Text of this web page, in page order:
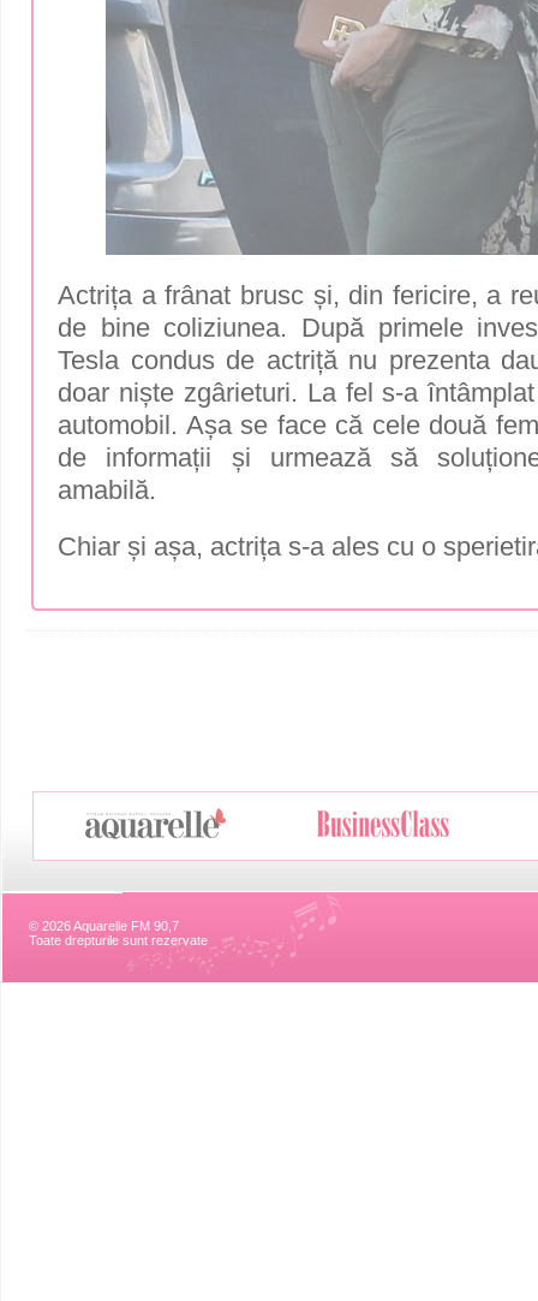
Actrița a frânat brusc și, din fericire, a
de bine coliziunea. După primele
Tesla condus de actriță nu prezenta
doar niște zgârieturi. La fel s-a
automobil. Așa se face că cele două
de informații și urmează să
amabilă.
Chiar și așa, actrița s-a ales cu o
© 2026 Aquarelle FM 90,7
Toate drepturile sunt rezervate